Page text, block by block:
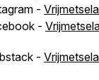
-
-
-